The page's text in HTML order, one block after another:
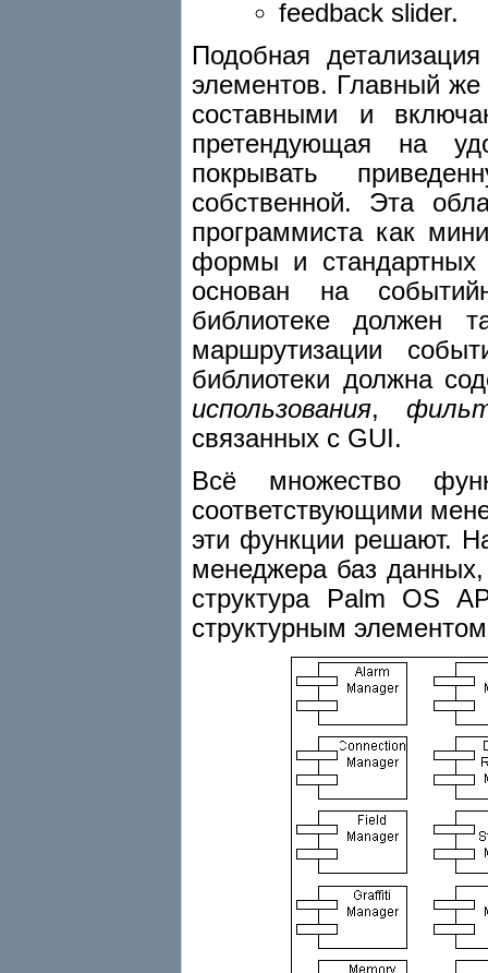
feedback slider.
Подобная
элементов. Главный
составными и
претендующая на
покрывать
собственной. Эта
программиста как
формы и стандартных
основан на
библиотеке должен
маршрутизации
библиотеки должна
использования,
связанных с GUI.
Всё множество
соответствующими
эти функции решают.
менеджера баз
структура Palm OS
структурным